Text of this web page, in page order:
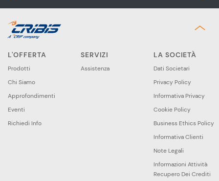
L'OFFERTA
Prodotti
Chi Siamo
Approfondimenti
Eventi
Richiedi Info
SERVIZI
Assistenza
LA SOCIETÀ
Dati Societari
Privacy Policy
Informativa Privacy
Cookie Policy
Business Ethics Policy
Informativa Clienti
Note Legali
Informazioni Attività
Recupero Dei Crediti